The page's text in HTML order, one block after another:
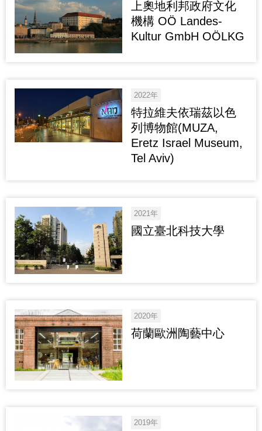
上奧地利邦政府文化
機構 OÖ Landes-
Kultur GmbH OÖLKG
2022年
特拉維夫依瑞茲以色
列博物館(MUZA,
Eretz Israel Museum,
Tel Aviv)
2021年
國立臺北科技大學
2020年
荷蘭歐洲陶藝中心
2019年